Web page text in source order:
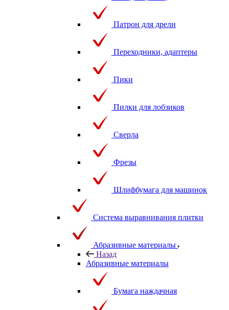
Патрон для дрели
Переходники, адаптеры
Пики
Пилки для лобзиков
Сверла
Фрезы
Шлифбумага для машинок
Система выравнивания плитки
Абразивные материалы
Назад
Абразивные материалы
Бумага наждачная